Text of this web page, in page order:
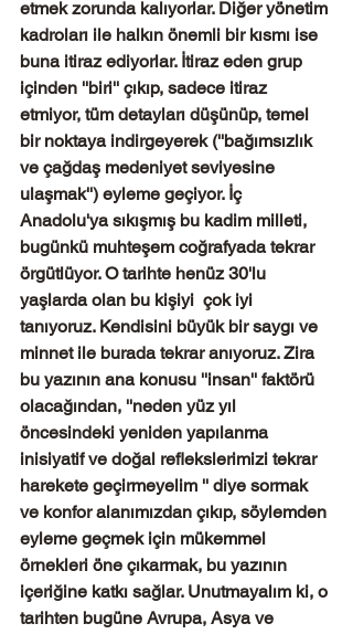
etmek zorunda kalıyorlar. Diğer yönetim
kadroları ile halkın önemli bir kısmı ise
buna itiraz ediyorlar. İtiraz eden grup
içinden ''biri'' çıkıp, sadece itiraz
etmiyor, tüm detayları düşünüp, temel
bir noktaya indirgeyerek (''bağımsızlık
ve çağdaş medeniyet seviyesine
ulaşmak'') eyleme geçiyor. İç
Anadolu'ya sıkışmış bu kadim milleti,
bugünkü muhteşem coğrafyada tekrar
örgütlüyor. O tarihte henüz 30'lu
yaşlarda olan bu kişiyi  çok iyi
tanıyoruz. Kendisini büyük bir saygı ve
minnet ile burada tekrar anıyoruz. Zira
bu yazının ana konusu ''insan'' faktörü
olacağından, ''neden yüz yıl
öncesindeki yeniden yapılanma
inisiyatif ve doğal reflekslerimizi tekrar
harekete geçirmeyelim '' diye sormak
ve konfor alanımızdan çıkıp, söylemden
eyleme geçmek için mükemmel
örnekleri öne çıkarmak, bu yazının
içeriğine katkı sağlar. Unutmayalım ki, o
tarihten bugüne Avrupa, Asya ve